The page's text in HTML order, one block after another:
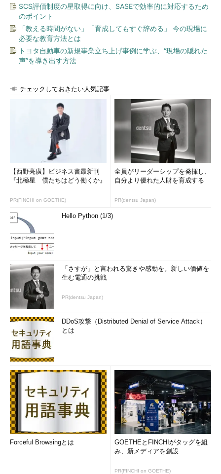
SCS評価制度の星取得に向け、SASEで効率的に対応するため
のポイント
「教える時間がない」「育成してもすぐ辞める」 今の現場に
必要な教育方法とは
トヨタ自動車の新規事業立ち上げ事例に学ぶ、“現場の隠れた
声”を導き出す方法
チェックしておきたい人気記事
【西野亮廣】ビジネス書最新刊
『北極星 僕たちはどう働くか』
PR(FINCHI on GOETHE)
全員がリーダーシップを発揮し、
自分より優れた人財を育成する
PR(dentsu Japan)
Hello Python (1/3)
「さすが」と言われる驚きや感動を。新しい価値を
生む電通の挑戦
PR(dentsu Japan)
DDoS攻撃（Distributed Denial of Service Attack）
とは
Forceful Browsingとは
GOETHEとFINCHIがタッグを組
み、新メディアを創設
PR(FINCHI on GOETHE)